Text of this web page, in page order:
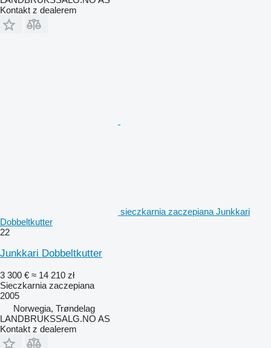
Kontakt z dealerem
sieczkarnia zaczepiana Junkkari
Dobbeltkutter
22
Junkkari Dobbeltkutter
3 300 € ≈ 14 210 zł
Sieczkarnia zaczepiana
2005
Norwegia, Trøndelag
LANDBRUKSSALG.NO AS
Kontakt z dealerem